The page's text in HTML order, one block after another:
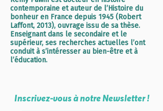
contemporaine et auteur de l’Histoire du
bonheur en France depuis 1945 (Robert
Laffont, 2013), ouvrage issu de sa thèse.
Enseignant dans le secondaire et le
supérieur, ses recherches actuelles l’ont
conduit à s’intéresser au bien-être et à
l’éducation.
Inscrivez-vous à notre Newsletter !